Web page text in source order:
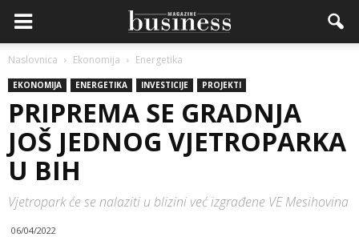
Naslovnica Ekonomija Energetika
EKONOMIJA ENERGETIKA INVESTICIJE PROJEKTI
PRIPREMA SE GRADNJA
JOŠ JEDNOG VJETROPARKA
U BIH
Vjetropark će se nalaziti u blizini već izgrađene VE Mesihovina
06/04/2022